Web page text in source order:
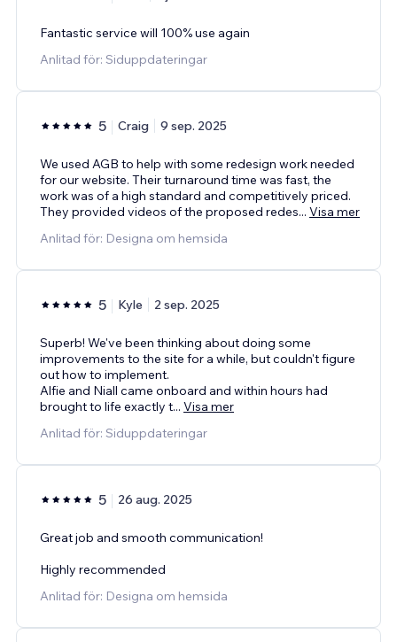
Fantastic service will 100% use again
Anlitad för: Siduppdateringar
5 Craig 9 sep. 2025
We used AGB to help with some redesign work needed
for our website. Their turnaround time was fast, the
work was of a high standard and competitively priced.
They provided videos of the proposed redes... Visa mer
Anlitad för: Designa om hemsida
5 Kyle 2 sep. 2025
Superb! We've been thinking about doing some
improvements to the site for a while, but couldn't figure
out how to implement.
Alfie and Niall came onboard and within hours had
brought to life exactly t... Visa mer
Anlitad för: Siduppdateringar
5 26 aug. 2025
Great job and smooth communication!
Highly recommended
Anlitad för: Designa om hemsida